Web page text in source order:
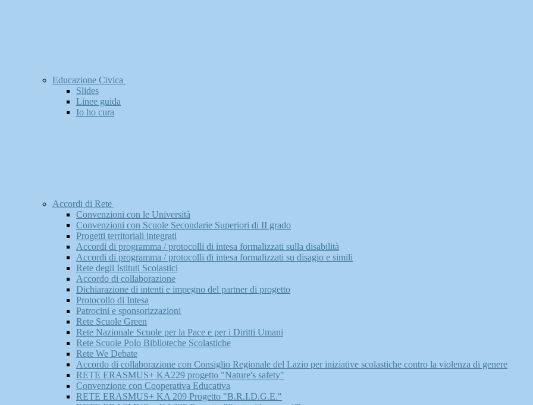
Educazione Civica
Slides
Linee guida
Io ho cura
Accordi di Rete
Convenzioni con le Università
Convenzioni con Scuole Secondarie Superiori di II grado
Progetti territoriali integrati
Accordi di programma / protocolli di intesa formalizzati sulla disabilità
Accordi di programma / protocolli di intesa formalizzati su disagio e simili
Rete degli Istituti Scolastici
Accordo di collaborazione
Dichiarazione di intenti e impegno del partner di progetto
Protocollo di Intesa
Patrocini e sponsorizzazioni
Rete Scuole Green
Rete Nazionale Scuole per la Pace e per i Diritti Umani
Rete Scuole Polo Biblioteche Scolastiche
Rete We Debate
Accordo di collaborazione con Consiglio Regionale del Lazio per iniziative scolastiche contro la violenza di genere
RETE ERASMUS+ KA229 progetto "Nature's safety"
Convenzione con Cooperativa Educativa
RETE ERASMUS+ KA 209 Progetto "B.R.I.D.G.E."